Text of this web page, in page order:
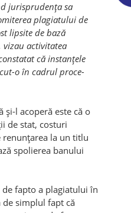
juris­prudenţa sa
plagiatului de
lipsite de bază
vizau activitatea
că instanţele
o în cadrul proce­
şi-l acoperă este că o
de stat, costuri
renunţarea la un titlu
spolierea banului
fapto a plagiatului în
de simplul fapt că